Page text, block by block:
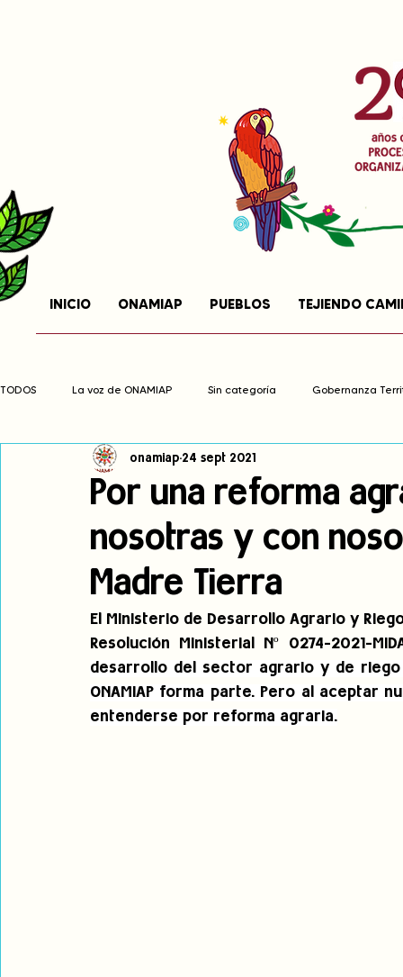
INICIO ONAMIAP PUEBLOS TEJIENDO
TODOS La voz de ONAMIAP Sin categoría Gobernanza
Cambio climático Navegador indígena
Pronunciamientos Observatorio de consulta previa
Por una reforma
nosotras y con
Madre Tierra
onamiap 24 sept 2021
El Ministerio de Desarrollo Agrario y
Resolución Ministerial Nº 0274-2021-
desarrollo del sector agrario y de
ONAMIAP forma parte. Pero al aceptar
entenderse por reforma agraria.